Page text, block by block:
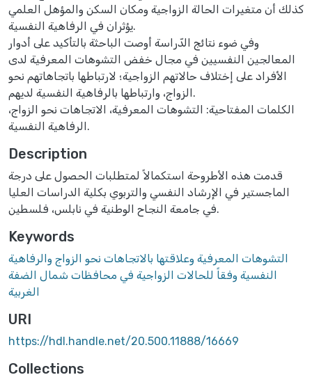
كذلك أن متغيرات الحالة الزواجية ومكان السكن والمؤهل العلمي
يؤثران في الرفاهية النفسية.
وفي ضوء نتائج الدّراسة أوصت الباحثة بالتأكيد على أدوار
المعالجين النفسيين في مجال خفض التشوهات المعرفية لدى
الأفراد على إختلاف حالاتهم الزواجية؛ لارتباطها باتجاهاتهم نحو
الزواج، وارتباطها بالرفاهية النفسية لديهم.
الكلمات المفتاحية: التشوهات المعرفية، الاتجاهات نحو الزواج،
الرفاهية النفسية.
Description
قدمت هذه الأطروحة استكمالاً لمتطلبات الحصول على درجة
الماجستير في الإرشاد النفسي والتربوي بكلية الدراسات العليا
في جامعة النجاح الوطنية في نابلس، فلسطين.
Keywords
التشوهات المعرفية وعلاقتها بالاتجاهات نحو الزواج والرفاهية
النفسية وفقاً للحالات الزواجية في محافظات شمال الضفة
الغربية
URI
https://hdl.handle.net/20.500.11888/16669
Collections